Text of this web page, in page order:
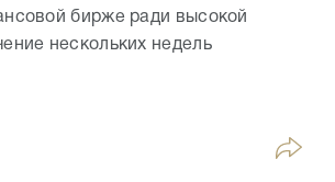
бирже ради высокой
нескольких недель